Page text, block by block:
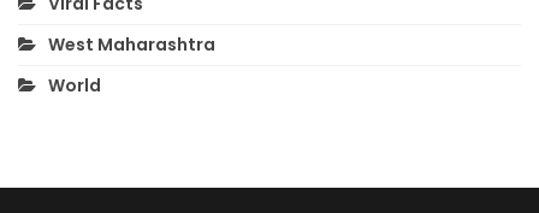
West Maharashtra
World